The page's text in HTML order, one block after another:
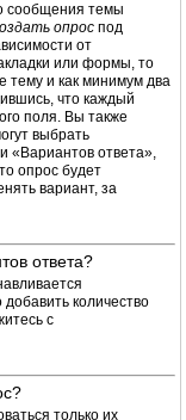
сообщения темы
опрос под
от
или формы, то
тему и как минимум два
что каждый
поля. Вы также
выбрать
«Вариантов ответа»,
опрос будет
вариант, за
ответа?
количество
с
только их